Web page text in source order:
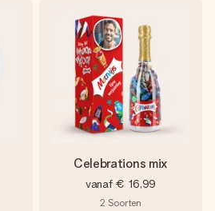
Celebrations mix
vanaf € 16,99
2 Soorten